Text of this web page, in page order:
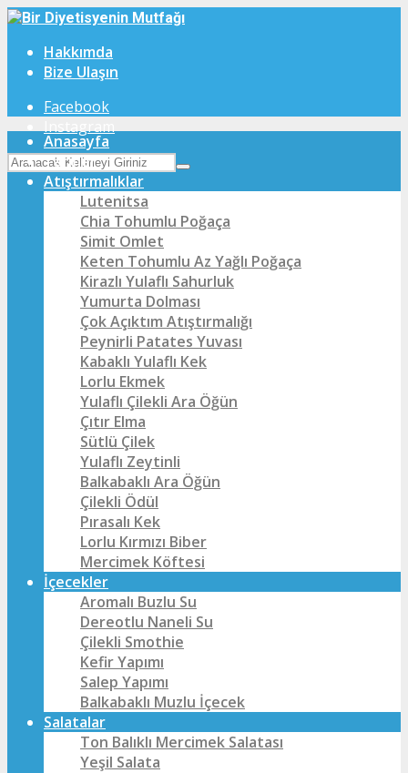
Hakkımda
Bize Ulaşın
Facebook
Instagram
Anasayfa
Tarifler
Atıştırmalıklar
Lutenitsa
Chia Tohumlu Poğaça
Simit Omlet
Keten Tohumlu Az Yağlı Poğaça
Kirazlı Yulaflı Sahurluk
Yumurta Dolması
Çok Açıktım Atıştırmalığı
Peynirli Patates Yuvası
Kabaklı Yulaflı Kek
Lorlu Ekmek
Yulaflı Çilekli Ara Öğün
Çıtır Elma
Sütlü Çilek
Yulaflı Zeytinli
Balkabaklı Ara Öğün
Çilekli Ödül
Pırasalı Kek
Lorlu Kırmızı Biber
Mercimek Köftesi
İçecekler
Aromalı Buzlu Su
Dereotlu Naneli Su
Çilekli Smothie
Kefir Yapımı
Salep Yapımı
Balkabaklı Muzlu İçecek
Salatalar
Ton Balıklı Mercimek Salatası
Yeşil Salata